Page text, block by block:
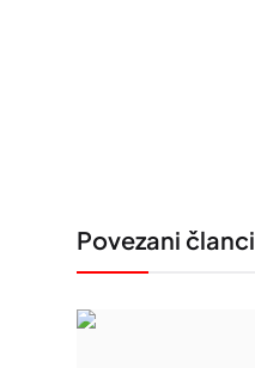
Povezani članci